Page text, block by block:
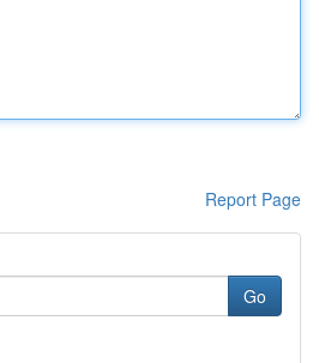
Report Page
Go